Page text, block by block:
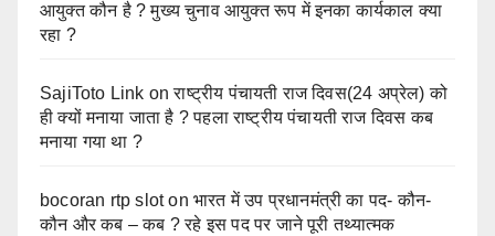
आयुक्त कौन है ? मुख्य चुनाव आयुक्त रूप में इनका कार्यकाल क्या
रहा ?
SajiToto Link onराष्ट्रीय पंचायती राज दिवस(24 अप्रेल) को
ही क्यों मनाया जाता है ? पहला राष्ट्रीय पंचायती राज दिवस कब
मनाया गया था ?
bocoran rtp slotonभारत में उप प्रधानमंत्री का पद- कौन-
कौन और कब – कब ? रहे इस पद पर जाने पूरी तथ्यात्मक